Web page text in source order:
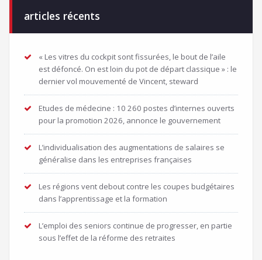
articles récents
« Les vitres du cockpit sont fissurées, le bout de l’aile
est défoncé. On est loin du pot de départ classique » : le
dernier vol mouvementé de Vincent, steward
Etudes de médecine : 10 260 postes d’internes ouverts
pour la promotion 2026, annonce le gouvernement
L’individualisation des augmentations de salaires se
généralise dans les entreprises françaises
Les régions vent debout contre les coupes budgétaires
dans l’apprentissage et la formation
L’emploi des seniors continue de progresser, en partie
sous l’effet de la réforme des retraites